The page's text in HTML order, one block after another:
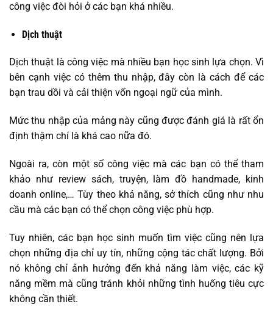
công việc đòi hỏi ở các bạn khá nhiều.
Dịch thuật
Dịch thuật là công việc mà nhiều bạn học sinh lựa chọn. Vì
bên cạnh việc có thêm thu nhập, đây còn là cách để các
bạn trau dồi và cải thiện vốn ngoại ngữ của mình.
Mức thu nhập của mảng này cũng được đánh giá là rất ổn
định thậm chí là khá cao nữa đó.
Ngoài ra, còn một số công việc mà các bạn có thể tham
khảo như review sách, truyện, làm đồ handmade, kinh
doanh online,… Tùy theo khả năng, sở thích cũng như nhu
cầu mà các bạn có thể chọn công việc phù hợp.
Tuy nhiên, các bạn học sinh muốn tìm việc cũng nên lựa
chọn những địa chỉ uy tín, những cộng tác chất lượng. Bởi
nó không chỉ ảnh hưởng đến khả năng làm việc, các kỹ
năng mềm mà cũng tránh khỏi những tình huống tiêu cực
không cần thiết.